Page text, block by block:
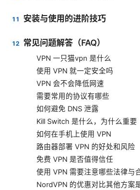
安装与使用的进阶技巧
常见问题解答（FAQ）
VPN 一只猫vpn 是什么
使用 VPN 就一定安全吗
VPN 会不会降低网速
需要常用的协议有哪些
如何避免 DNS 泄露
Kill Switch 是什么，为什么重要
如何在手机上使用 VPN
路由器部署 VPN 的好处和风险
免费 VPN 是否值得信任
使用 VPN 需要注意哪些法律与
NordVPN 的优惠对比其他方案